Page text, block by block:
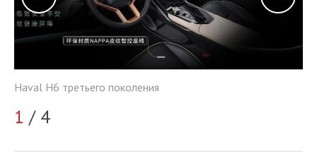
Haval H6 третьего поколения
1 / 4